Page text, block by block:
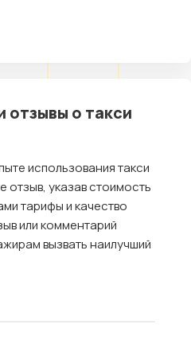
отзывы о такси
использования такси
отзыв, указав стоимость
тарифы и качество
или комментарий
вызвать наилучший